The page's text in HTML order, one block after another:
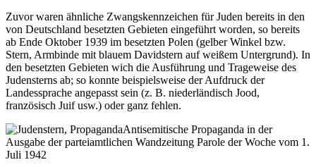
Zuvor waren ähnliche Zwangskennzeichen für Juden bereits in den
von Deutschland besetzten Gebieten eingeführt worden, so bereits
ab Ende Oktober 1939 im besetzten Polen (gelber Winkel bzw.
Stern, Armbinde mit blauem Davidstern auf weißem Untergrund). In
den besetzten Gebieten wich die Ausführung und Trageweise des
Judensterns ab; so konnte beispielsweise der Aufdruck der
Landessprache angepasst sein (z. B. niederländisch Jood,
französisch Juif usw.) oder ganz fehlen.
Antisemitische Propaganda in der
Ausgabe der parteiamtlichen Wandzeitung Parole der Woche vom 1.
Juli 1942